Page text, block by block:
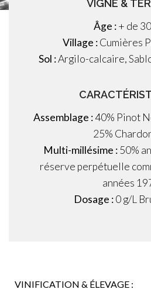
VIGNE &
Âge :+ de
Village :Cumières
Sol :Argilo-calcaire,
Assemblage :40% Pinot
25%
Multi-millésime :50%
réserve perpétuelle
années
Dosage :0 g/L
VINIFICATION & ÉLEVAGE :